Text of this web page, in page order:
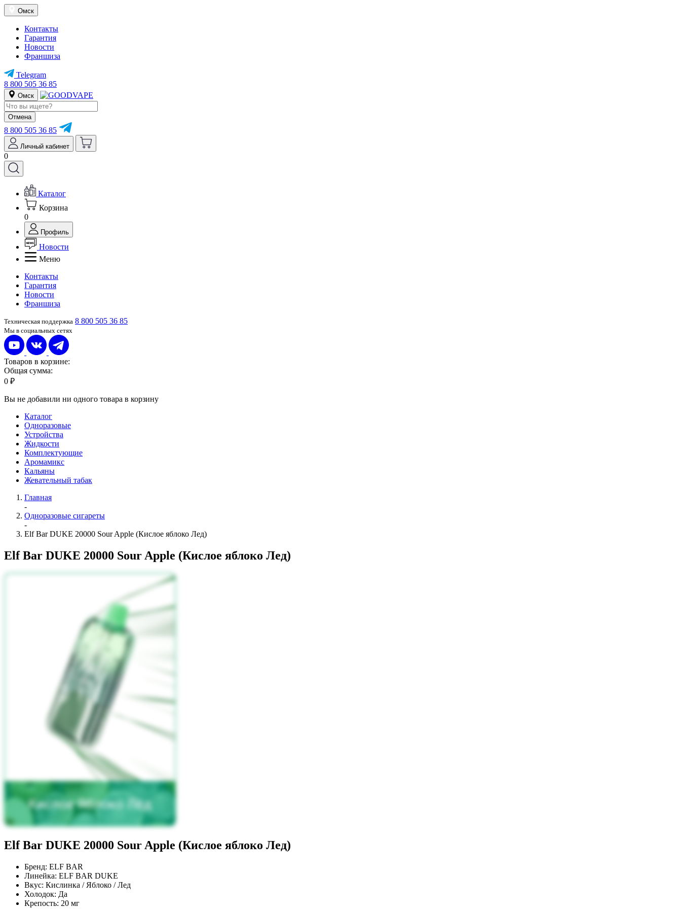
Омск
Контакты
Гарантия
Новости
Франшиза
Telegram
8 800 505 36 85
Омск
Отмена
8 800 505 36 85
Личный кабинет
0
Каталог
Корзина
0
Профиль
Новости
Меню
Контакты
Гарантия
Новости
Франшиза
Техническая поддержка 8 800 505 36 85
Мы в социальных сетях
Товаров в корзине:
Общая сумма:
0 ₽
Вы не добавили ни одного товара в корзину
Каталог
Одноразовые
Устройства
Жидкости
Комплектующие
Аромамикс
Кальяны
Жевательный табак
Главная
-
Одноразовые сигареты
-
Elf Bar DUKE 20000 Sour Apple (Кислое яблоко Лед)
Elf Bar DUKE 20000 Sour Apple (Кислое яблоко Лед)
Elf Bar DUKE 20000 Sour Apple (Кислое яблоко Лед)
Бренд: ELF BAR
Линейка: ELF BAR DUKE
Вкус: Кислинка / Яблоко / Лед
Холодок: Да
Крепость: 20 мг